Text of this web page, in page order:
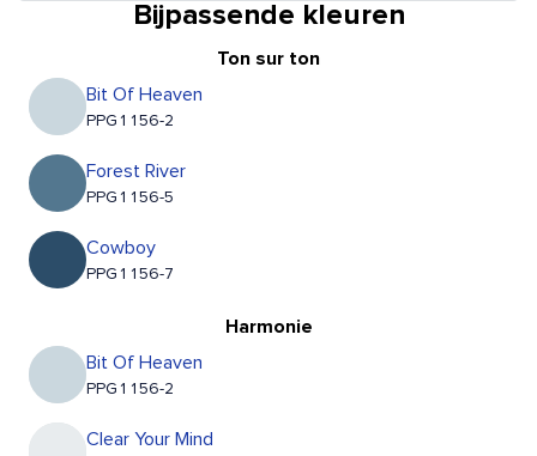
Bijpassende kleuren
Ton sur ton
Bit Of Heaven
PPG1156-2
Forest River
PPG1156-5
Cowboy
PPG1156-7
Harmonie
Bit Of Heaven
PPG1156-2
Clear Your Mind